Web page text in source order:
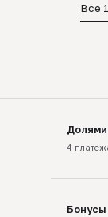
Все
Долями
4
Бонусы